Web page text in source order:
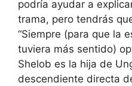
podría ayudar a
trama, pero tendrás
“Siempre (para que la
tuviera más sentido)
Shelob es la hija de
descendiente directa